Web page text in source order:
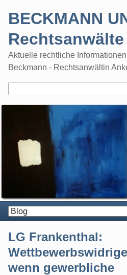
BECKMANN
Aktuelle rechtliche
Beckmann - Rechtsanwältin
LG Frankenthal:
wenn gewerbliche